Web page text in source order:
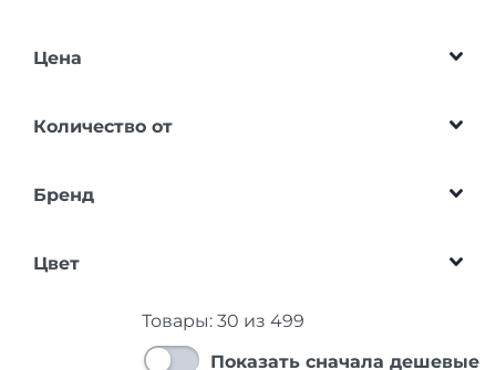
Цена
Количество от
Бренд
Цвет
Товары: 30 из 499
Показать сначала дешевые